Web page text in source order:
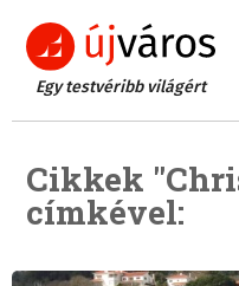
Egy testvéribb világért
Cikkek
címkével: